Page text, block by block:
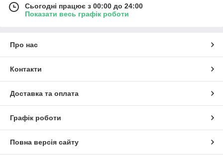
Сьогодні працює з 00:00 до 24:00
Показати весь графік роботи
Про нас
Контакти
Доставка та оплата
Графік роботи
Повна версія сайту